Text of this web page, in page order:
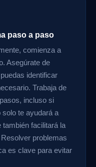
paso a paso
comienza a
Asegúrate de
identificar
Trabaja de
incluso si
te ayudará a
también facilitará la
problemas
es clave para evitar